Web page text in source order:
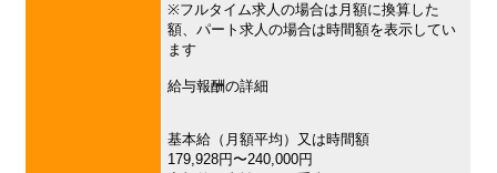
※フルタイム求人の場合は月額に換算した
額、パート求人の場合は時間額を表示してい
ます
給与報酬の詳細
基本給（月額平均）又は時間額
179,928円〜240,000円